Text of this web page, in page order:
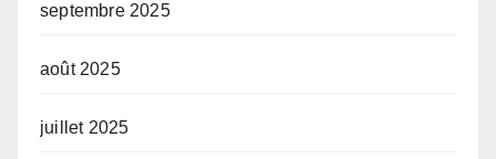
septembre 2025
août 2025
juillet 2025